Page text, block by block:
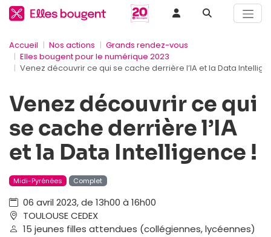
Accueil Nos actions
Grands rendez-vous
Elles bougent pour le numérique 2023
Venez découvrir ce qui se cache derrière l’IA et la Data
Venez découvrir ce qui
se cache derrière l’IA
et la Data Intelligence !
Midi-Pyrénées Complet
06 avril 2023, de 13h00 à 16h00
TOULOUSE CEDEX
15 jeunes filles attendues (collégiennes, lycéennes)